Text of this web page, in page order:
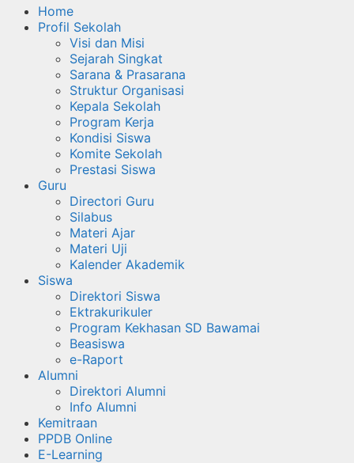
Home
Profil Sekolah
Visi dan Misi
Sejarah Singkat
Sarana & Prasarana
Struktur Organisasi
Kepala Sekolah
Program Kerja
Kondisi Siswa
Komite Sekolah
Prestasi Siswa
Guru
Directori Guru
Silabus
Materi Ajar
Materi Uji
Kalender Akademik
Siswa
Direktori Siswa
Ektrakurikuler
Program Kekhasan SD Bawamai
Beasiswa
e-Raport
Alumni
Direktori Alumni
Info Alumni
Kemitraan
PPDB Online
E-Learning